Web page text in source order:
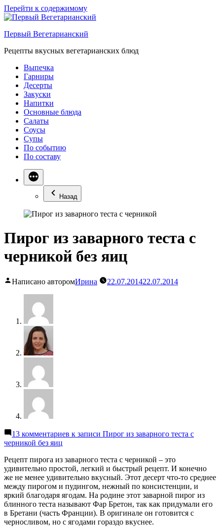
Перейти к содержимому
Первый Вегетарианский
Рецепты вкусных вегетарианских блюд
Выпечка
Гарниры
Десерты
Закуски
Напитки
Основные блюда
Салаты
Соусы
Супы
По событию
По составу
Назад
Пирог из заварного теста с
черникой без яиц
Написано авторомИрина 22.07.201422.07.2014
13 комментариев к записи Пирог из заварного теста с
черникой без яиц
Рецепт пирога из заварного теста с черникой – это
удивительно простой, легкий и быстрый рецепт. И конечно
же не менее удивительно вкусный. Этот десерт что-то среднее
между пирогом и пудингом, нежный по консистенции, и
яркий благодаря ягодам. На родине этот заварной пирог из
блинного теста называют Фар Бретон, так как придумали его
в Бретани (часть Франции). В оригинале он готовится с
черносливом, но с ягодами гораздо вкуснее.